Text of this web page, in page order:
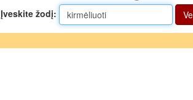
Įveskite žodį: